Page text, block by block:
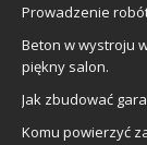
Prowadzenie
Beton w wystroju
piękny salon.
Jak zbudować
Komu powierzyć